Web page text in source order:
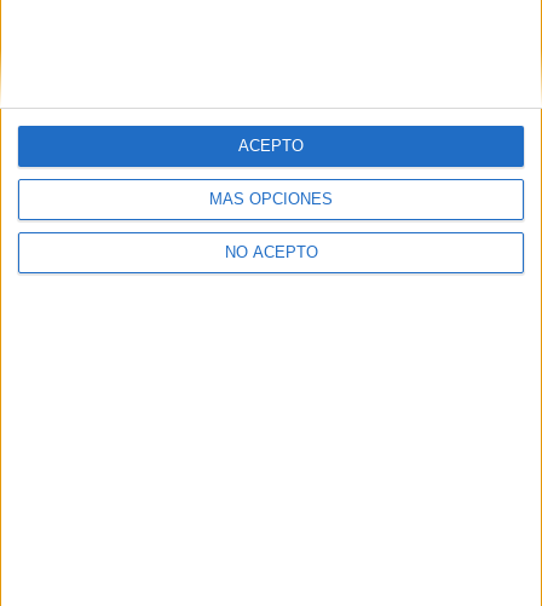
MÁS OPCIONES
NO ACEPTO
ACEPTO
Y como regalo de agradecimiento, por registrarte te daremos
gratis una copia de nuestro ebook con 100 consejos para tu
primer año de universidad